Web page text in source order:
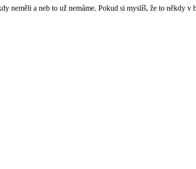
neměli a neb to už nemáme. Pokud si myslíš, že to někdy